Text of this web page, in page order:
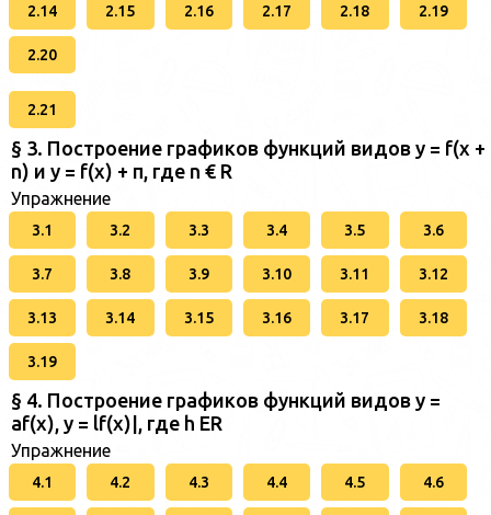
2.14 2.15 2.16 2.17 2.18 2.19
2.20
2.21
§ 3. Построение графиков функций видов у = f(x +
n) и у = f(x) + п, где n € R
Упражнение
3.1 3.2 3.3 3.4 3.5 3.6
3.7 3.8 3.9 3.10 3.11 3.12
3.13 3.14 3.15 3.16 3.17 3.18
3.19
§ 4. Построение графиков функций видов у =
af(x), у = lf(x)|, где h ER
Упражнение
4.1 4.2 4.3 4.4 4.5 4.6